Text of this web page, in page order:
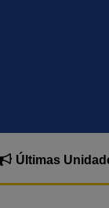
Últimas